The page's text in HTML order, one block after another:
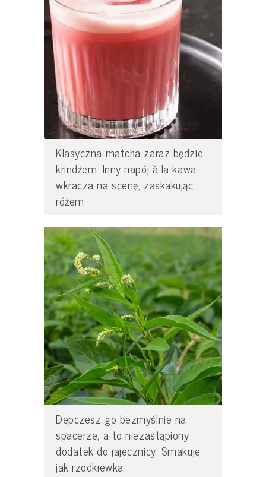
Klasyczna matcha zaraz będzie
krindżem. Inny napój à la kawa
wkracza na scenę, zaskakując
różem
Depczesz go bezmyślnie na
spacerze, a to niezastąpiony
dodatek do jajecznicy. Smakuje
jak rzodkiewka